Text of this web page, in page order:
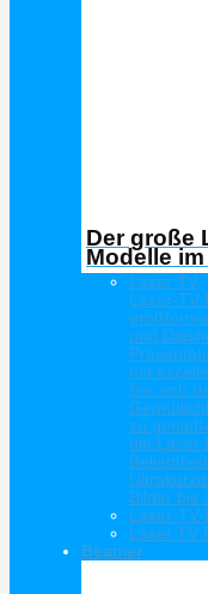
Der große
Modelle
Laser TV
Laser-TV
und
mit
Sie sich
zu
die Laser
Bilder bis
Laser-TV
Laser TV
Beamer